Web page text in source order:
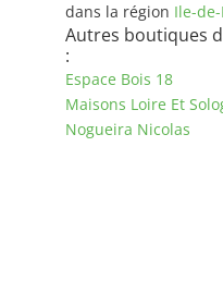
dans la région Ile-
Autres boutiques
:
Espace Bois 18
Maisons Loire Et
Nogueira Nicolas